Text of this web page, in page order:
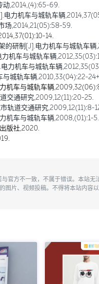
动,2014,(4):65-69.
力机车与城轨车辆
场,2014,21(05):58-59.
14.
研制[J].电力机车与城轨车辆
车与城轨车辆
力机车与城轨车辆
城轨车辆,2010,33(04):22-
机车与城轨车辆
交通研究,2009,12(11):20-25.
轨道交通研究,2009,12(11):8-
车与城轨车辆,2008,(01):1-
版社,2020.
官方不一致，不属于错误。本站
片、视频投稿。不得将本站内容